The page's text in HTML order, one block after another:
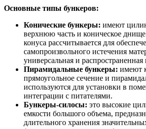
Основные типы бункеров:
Конические бункеры: имеют
верхнюю часть и коническое
конуса рассчитывается для
самопроизвольного истечения
универсальная и распространенная
Пирамидальные бункеры: имеют
прямоугольное сечение и
используются для установки в
интеграции с питателями.
Бункеры-силосы: это высокие
емкости большого объема,
длительного хранения